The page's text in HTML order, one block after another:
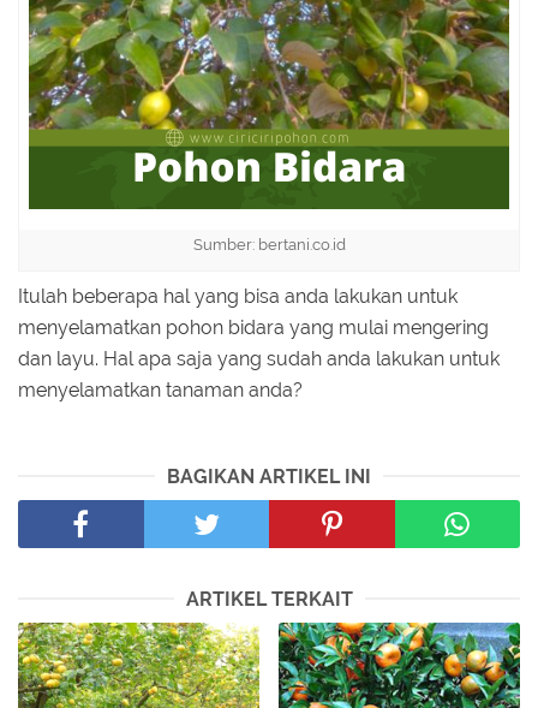
Sumber: bertani.co.id
Itulah beberapa hal yang bisa anda lakukan untuk
menyelamatkan pohon bidara yang mulai mengering
dan layu. Hal apa saja yang sudah anda lakukan untuk
menyelamatkan tanaman anda?
BAGIKAN ARTIKEL INI
ARTIKEL TERKAIT